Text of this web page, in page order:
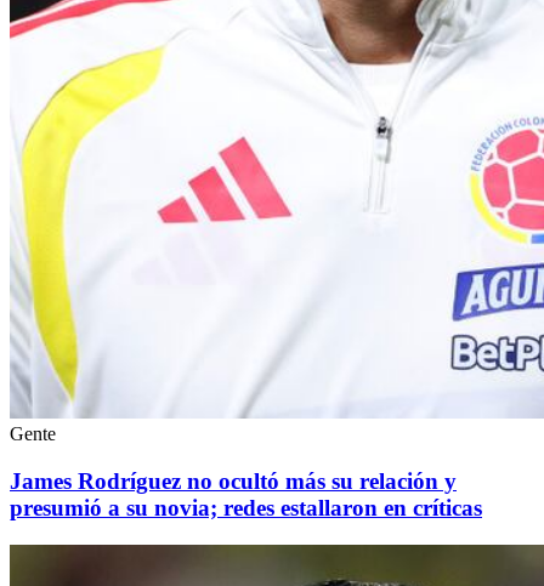
Gente
James Rodríguez no ocultó más su relación y
presumió a su novia; redes estallaron en críticas